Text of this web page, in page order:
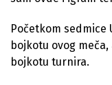
Početkom
bojkotu ovog
bojkotu turnira.